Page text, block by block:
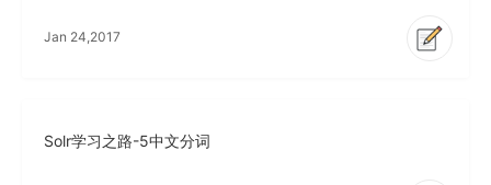
Jan 24,2017
Solr学习之路-5中文分词